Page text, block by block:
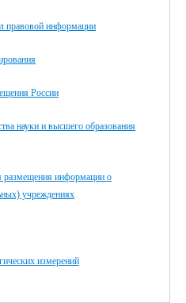
правовой информации
России
науки и высшего образования
информации о
учреждениях
измерений